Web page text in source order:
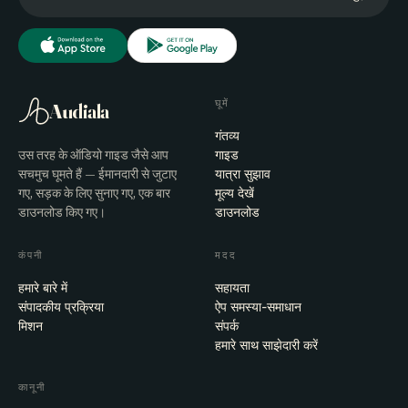
Audiala
उस तरह के ऑडियो गाइड जैसे आप
सचमुच घूमते हैं — ईमानदारी से जुटाए
गए, सड़क के लिए सुनाए गए, एक बार
डाउनलोड किए गए।
घूमें
गंतव्य
गाइड
यात्रा सुझाव
मूल्य देखें
डाउनलोड
कंपनी
हमारे बारे में
संपादकीय प्रक्रिया
मिशन
मदद
सहायता
ऐप समस्या-समाधान
संपर्क
हमारे साथ साझेदारी करें
कानूनी